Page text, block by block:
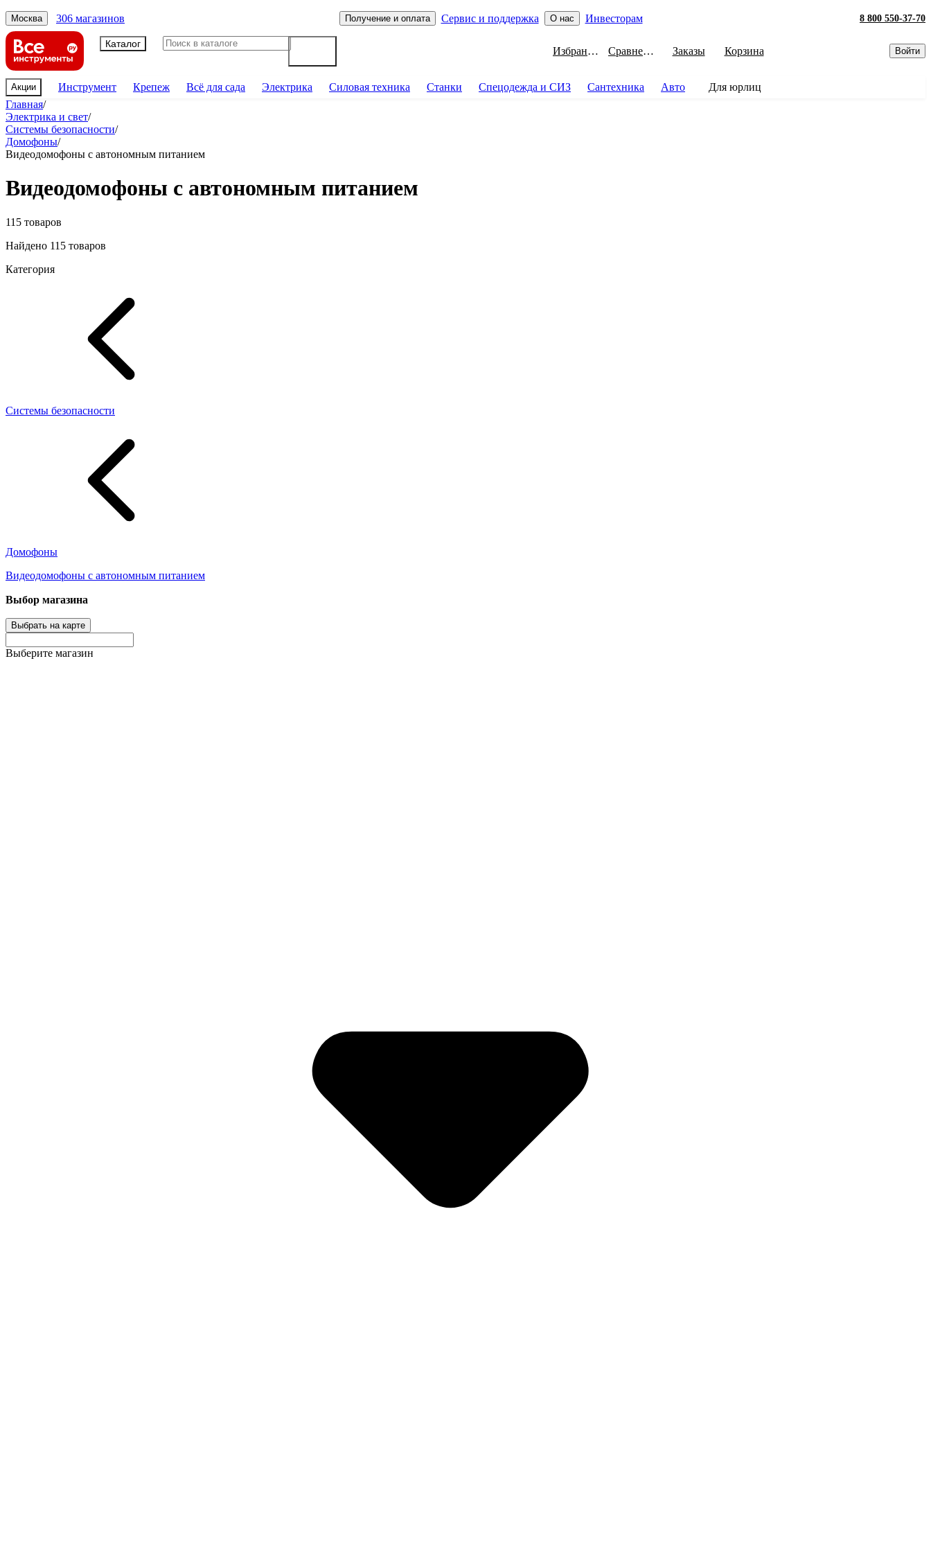
Москва 306 магазинов Получение и оплата Сервис и поддержка О нас Инвесторам 8 800 550-37-70
Каталог
Избранное Сравнение Заказы Корзина Войти
Акции Инструмент Крепеж Всё для сада Электрика Силовая техника Станки Спецодежда и СИЗ Сантехника Авто
Для юрлиц
Главная/
Электрика и свет/
Системы безопасности/
Домофоны/
Видеодомофоны с автономным питанием
Видеодомофоны с автономным питанием
115 товаров
Найдено 115 товаров
Категория
Системы безопасности
Домофоны
Видеодомофоны с автономным питанием
Выбор магазина
Выбрать на карте
Выберите магазин